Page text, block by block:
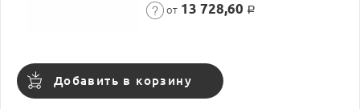
от 13 728,60 Р
Добавить в корзину